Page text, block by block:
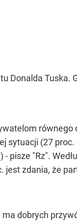
Donalda
(27
pisze "Rz".
jest zdania, że
dobrych